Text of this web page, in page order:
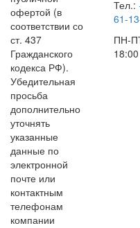
офертой (в
соответствии со
ст. 437
Гражданского
кодекса РФ).
Убедительная
просьба
дополнительно
уточнять
указанные
данные по
электронной
почте или
контактным
телефонам
компании
Тел.:
61-
ПН-
18:00